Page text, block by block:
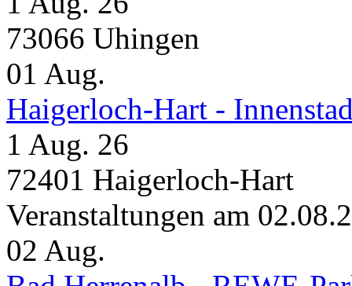
73066 Uhingen
01 Aug.
Haigerloch-Hart -
1 Aug. 26
72401 Haigerloch-Hart
Veranstaltungen am
02 Aug.